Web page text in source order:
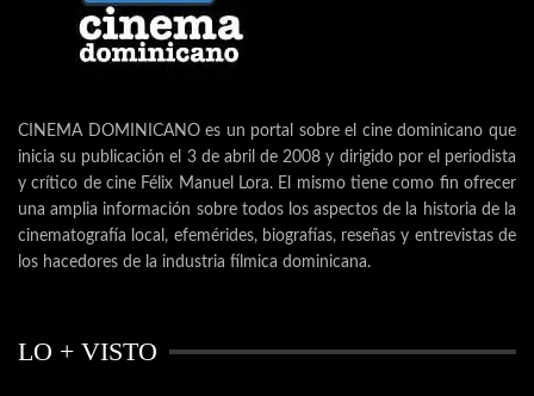
CINEMA DOMINICANO es un portal sobre el cine dominicano que
inicia su publicación el 3 de abril de 2008 y dirigido por el periodista
y crítico de cine Félix Manuel Lora. El mismo tiene como fin ofrecer
una amplia información sobre todos los aspectos de la historia de la
cinematografía local, efemérides, biografías, reseñas y entrevistas de
los hacedores de la industria fílmica dominicana.
LO + VISTO